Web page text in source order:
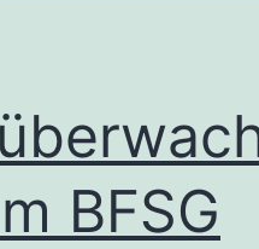
BFSG